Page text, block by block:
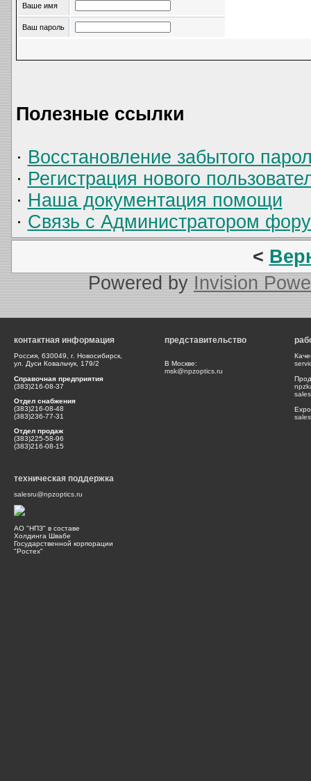
Ваше имя
Ваш пароль
Полезные ссылки
· Восстановление забытого
· Регистрация нового
· Наша документация помощи
· Связь с Администратором
<
Powered by Invision
контактная информация
Россия, 630049, г. Новосибирск,
ул. Дуси Ковальчук, 179/2
Справочная предприятия
(383)216-08-37
Отдел снабжения
(383)216-08-48
(383)236-77-31
Отдел продаж
(383)225-58-96
(383)216-08-15
представительство
В Москве:
msk@npzoptics.ru
техническая поддержка
salesru@npzoptics.ru
АО "НПЗ" в составе
Холдинга Швабе
Государственной корпорации
"Ростех"